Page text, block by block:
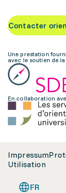
Contacter
Une prestation
avec le soutien de
En collaboration
Impressum
Utilisation
FR